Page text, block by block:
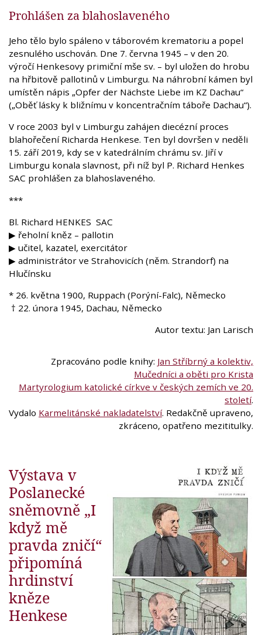
Prohlášen za blahoslaveného
Jeho tělo bylo spáleno v táborovém krematoriu a popel
zesnulého uschován. Dne 7. června 1945 – v den 20.
výročí Henkesovy primiční mše sv. – byl uložen do hrobu
na hřbitově pallotinů v Limburgu. Na náhrobní kámen byl
umístěn nápis „Opfer der Nächste Liebe im KZ Dachau“
(„Oběť lásky k bližnímu v koncentračním táboře Dachau“).
V roce 2003 byl v Limburgu zahájen diecézní proces
blahořečení Richarda Henkese. Ten byl dovršen v neděli
15. září 2019, kdy se v katedrálním chrámu sv. Jiří v
Limburgu konala slavnost, při níž byl P. Richard Henkes
SAC prohlášen za blahoslaveného.
***
Bl. Richard HENKES SAC
▶ řeholní kněz – pallotin
▶ učitel, kazatel, exercitátor
▶ administrátor ve Strahovicích (něm. Strandorf) na
Hlučínsku
* 26. května 1900, Ruppach (Porýní-Falc), Německo
† 22. února 1945, Dachau, Německo
Autor textu: Jan Larisch
Zpracováno podle knihy: Jan Stříbrný a kolektiv,
Mučedníci a oběti pro Krista
Martyrologium katolické církve v českých zemích ve 20.
století.
Vydalo Karmelitánské nakladatelství. Redakčně upraveno,
zkráceno, opatřeno mezititulky.
Výstava v
Poslanecké
sněmovně „I
když mě
pravda zničí“
připomíná
hrdinství
kněze
Henkese